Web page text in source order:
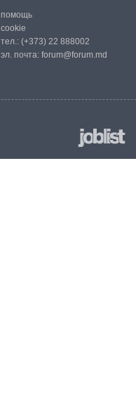
помощь
cookie
тел.: (+373) 22 888002
эл. почта: forum@forum.md